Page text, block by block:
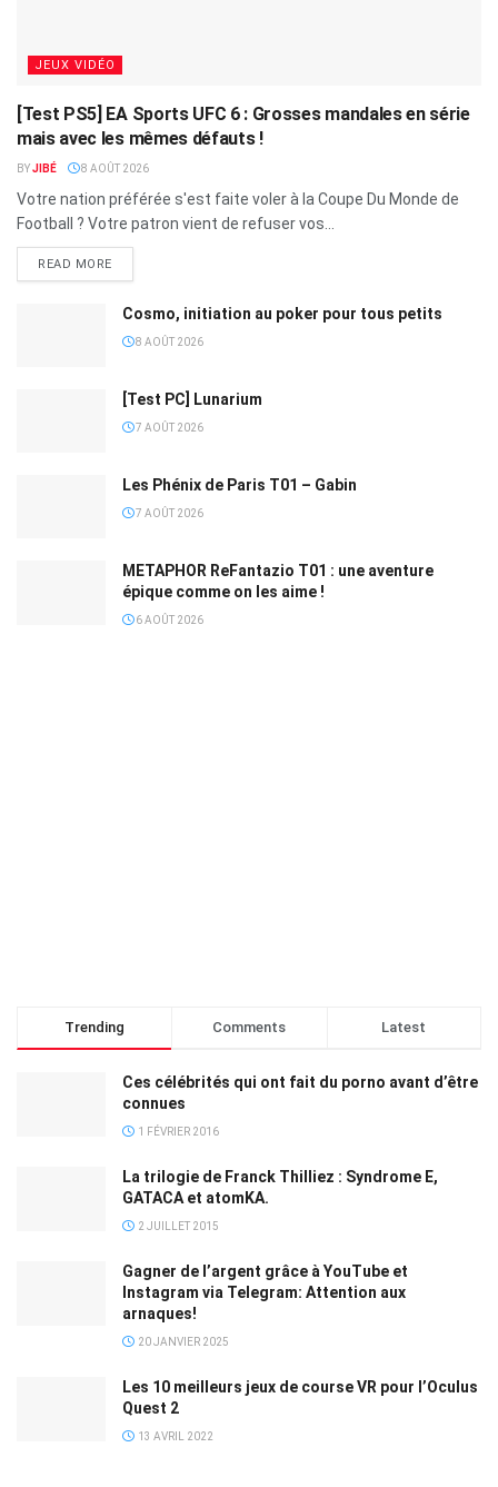
JEUX VIDÉO
[Test PS5] EA Sports UFC 6 : Grosses mandales en série
mais avec les mêmes défauts !
BYJIBÉ 8 AOÛT 2026
Votre nation préférée s'est faite voler à la Coupe Du Monde de
Football ? Votre patron vient de refuser vos...
READ MORE
Cosmo, initiation au poker pour tous petits
8 AOÛT 2026
[Test PC] Lunarium
7 AOÛT 2026
Les Phénix de Paris T01 – Gabin
7 AOÛT 2026
METAPHOR ReFantazio T01 : une aventure
épique comme on les aime !
6 AOÛT 2026
Trending Comments Latest
Ces célébrités qui ont fait du porno avant d’être
connues
1 FÉVRIER 2016
La trilogie de Franck Thilliez : Syndrome E,
GATACA et atomKA.
2 JUILLET 2015
Gagner de l’argent grâce à YouTube et
Instagram via Telegram: Attention aux
arnaques!
20 JANVIER 2025
Les 10 meilleurs jeux de course VR pour l’Oculus
Quest 2
13 AVRIL 2022